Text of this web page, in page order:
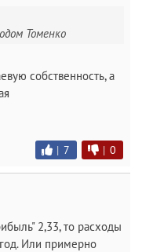
Томенко
собственность, а
| 7 | 0
2,33, то расходы
Или примерно